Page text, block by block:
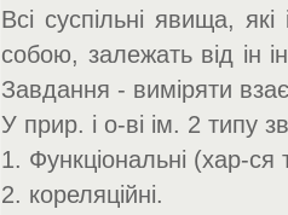
Всі суспільні явища,
собою, залежать від ін
Завдання - виміряти
У прир. і о-ві ім. 2 типу
1. Функціональні (хар-
2. кореляційні.